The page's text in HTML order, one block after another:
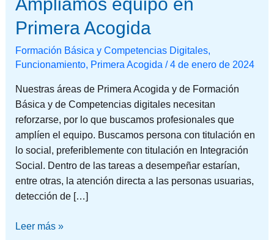
Primera Acogida
Formación Básica y Competencias Digitales,
Funcionamiento, Primera Acogida /4 de enero de 2024
Nuestras áreas de Primera Acogida y de Formación
Básica y de Competencias digitales necesitan
reforzarse, por lo que buscamos profesionales que
amplíen el equipo. Buscamos persona con titulación en
lo social, preferiblemente con titulación en Integración
Social. Dentro de las tareas a desempeñar estarían,
entre otras, la atención directa a las personas usuarias,
detección de […]
Leer más »